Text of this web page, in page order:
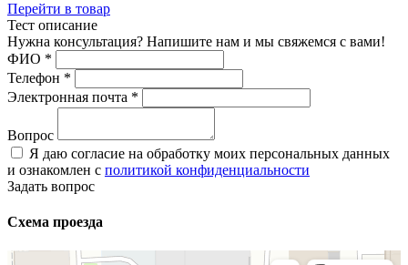
Перейти в товар
Тест описание
Нужна консультация? Напишите нам и мы свяжемся с вами!
ФИО *
Телефон *
Электронная почта *
Вопрос
Я даю согласие на обработку моих персональных данных
и ознакомлен с политикой конфиденциальности
Задать вопрос
Схема проезда